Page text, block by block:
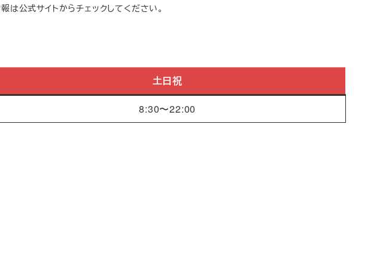
公式サイトからチェックしてください。
土日祝
8:30〜22:00